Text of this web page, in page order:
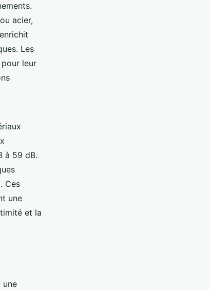
acier,
Les
leur
à 59 dB.
Ces
une
et la
une